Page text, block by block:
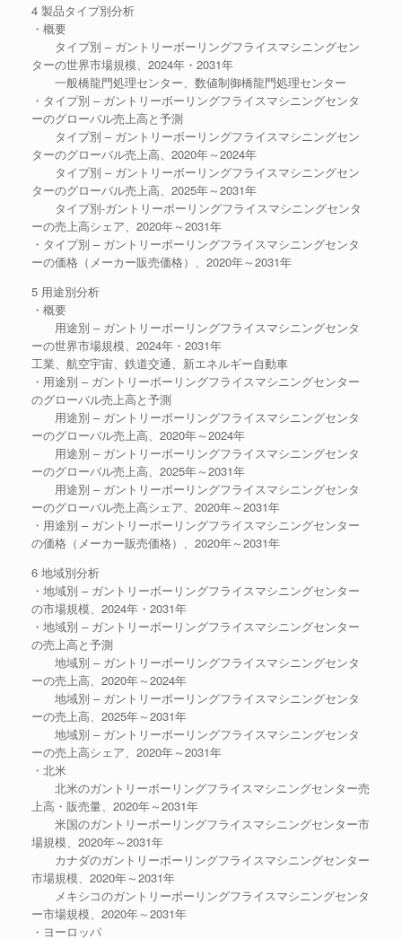
4 製品タイプ別分析
・概要
タイプ別 – ガントリーボーリングフライスマシニングセン
ターの世界市場規模、2024年・2031年
一般橋龍門処理センター、数値制御橋龍門処理センター
・タイプ別 – ガントリーボーリングフライスマシニングセンタ
ーのグローバル売上高と予測
タイプ別 – ガントリーボーリングフライスマシニングセン
ターのグローバル売上高、2020年～2024年
タイプ別 – ガントリーボーリングフライスマシニングセン
ターのグローバル売上高、2025年～2031年
タイプ別-ガントリーボーリングフライスマシニングセンタ
ーの売上高シェア、2020年～2031年
・タイプ別 – ガントリーボーリングフライスマシニングセンタ
ーの価格（メーカー販売価格）、2020年～2031年
5 用途別分析
・概要
用途別 – ガントリーボーリングフライスマシニングセンタ
ーの世界市場規模、2024年・2031年
工業、航空宇宙、鉄道交通、新エネルギー自動車
・用途別 – ガントリーボーリングフライスマシニングセンター
のグローバル売上高と予測
用途別 – ガントリーボーリングフライスマシニングセンタ
ーのグローバル売上高、2020年～2024年
用途別 – ガントリーボーリングフライスマシニングセンタ
ーのグローバル売上高、2025年～2031年
用途別 – ガントリーボーリングフライスマシニングセンタ
ーのグローバル売上高シェア、2020年～2031年
・用途別 – ガントリーボーリングフライスマシニングセンター
の価格（メーカー販売価格）、2020年～2031年
6 地域別分析
・地域別 – ガントリーボーリングフライスマシニングセンター
の市場規模、2024年・2031年
・地域別 – ガントリーボーリングフライスマシニングセンター
の売上高と予測
地域別 – ガントリーボーリングフライスマシニングセンタ
ーの売上高、2020年～2024年
地域別 – ガントリーボーリングフライスマシニングセンタ
ーの売上高、2025年～2031年
地域別 – ガントリーボーリングフライスマシニングセンタ
ーの売上高シェア、2020年～2031年
・北米
北米のガントリーボーリングフライスマシニングセンター売
上高・販売量、2020年～2031年
米国のガントリーボーリングフライスマシニングセンター市
場規模、2020年～2031年
カナダのガントリーボーリングフライスマシニングセンター
市場規模、2020年～2031年
メキシコのガントリーボーリングフライスマシニングセンタ
ー市場規模、2020年～2031年
・ヨーロッパ